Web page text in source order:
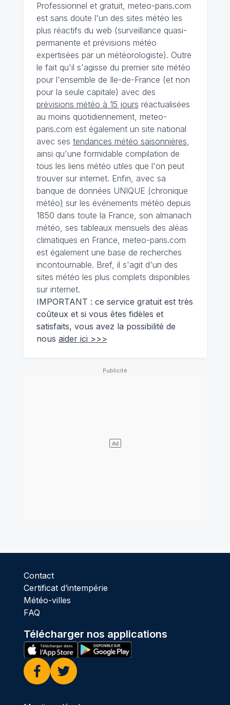
Professionnel et gratuit, meteo-paris.com
est sans doute l'un des sites météo les
plus réactifs du web (surveillance quasi-
permanente et prévisions météo
expertisées par un météorologiste). Outre
le fait qu'il s'agisse du premier site météo
pour l'ensemble de Ile-de-France (et non
pour la seule capitale) avec des
prévisions météo à 15 jours réactualisées
au moins quotidiennement, meteo-
paris.com est également un site national
avec ses tendances météo saisonnières,
ainsi qu'une formidable compilation de
tous les liens météo utiles que l'on peut
trouver sur internet. Enfin, avec sa
banque de données UNIQUE (chronique
météo) sur les événements météo depuis
1850 dans toute la France, son almanach
météo, ses tableaux mensuels des aléas
climatiques en France, meteo-paris.com
est également une base de recherches
incontournable. Bref, il s'agit d'un des
sites météo les plus complets disponibles
sur internet.
IMPORTANT : ce service gratuit est très
coûteux et si vous êtes fidèles et
satisfaits, vous avez la possibilité de
nous aider ici >>>
Contact
Certificat d’intempérie
Météo-villes
FAQ
Télécharger nos applications
Facebook
Twitter